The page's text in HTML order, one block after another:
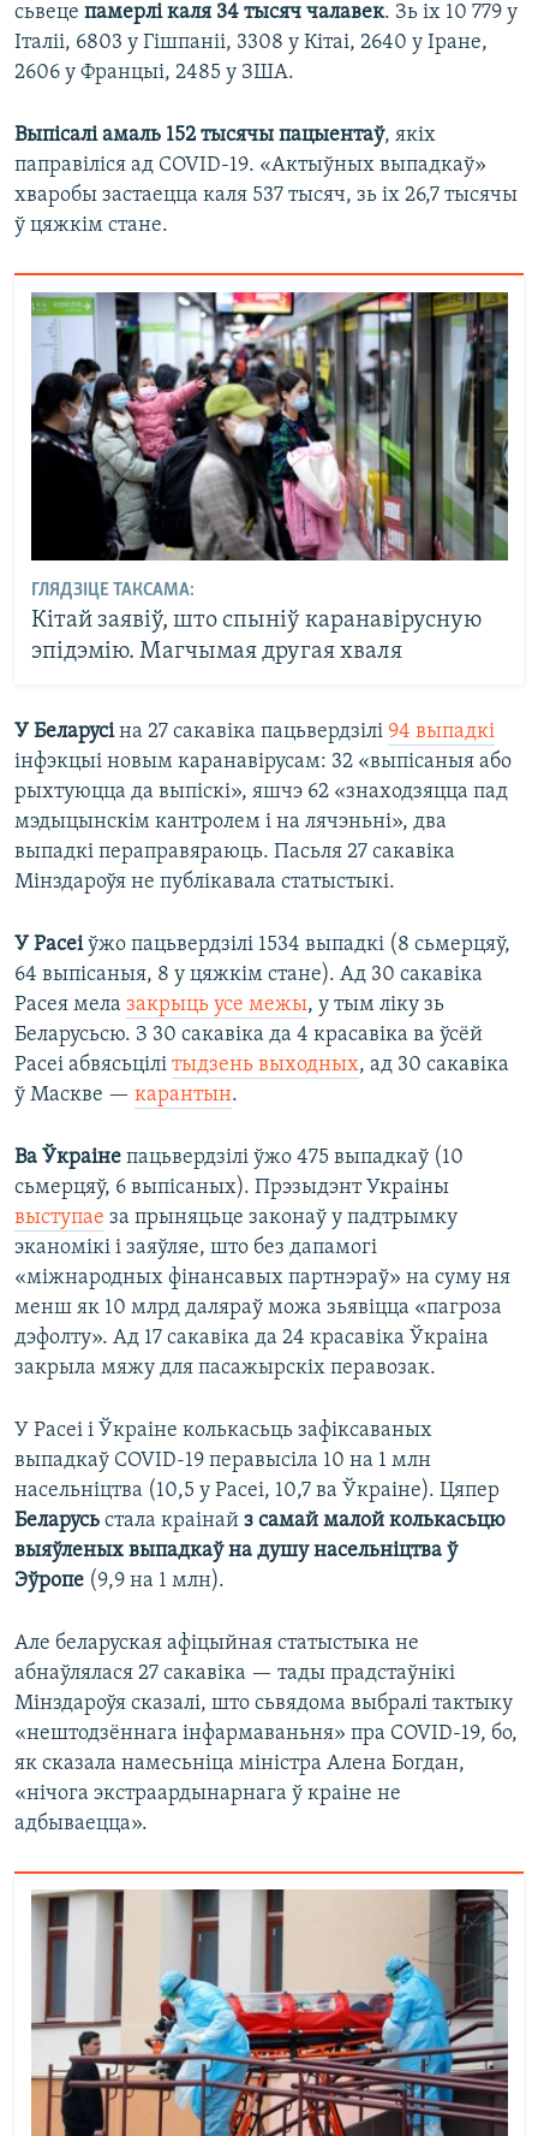
сьвеце памерлі каля 34 тысяч чалавек. Зь іх 10 779 у
Італіі, 6803 у Гішпаніі, 3308 у Кітаі, 2640 у Іране,
2606 у Францыі, 2485 у ЗША.
Выпісалі амаль 152 тысячы пацыентаў, якіх
паправіліся ад COVID-19. «Актыўных выпадкаў»
хваробы застаецца каля 537 тысяч, зь іх 26,7 тысячы
ў цяжкім стане.
ГЛЯДЗІЦЕ ТАКСАМА:
Кітай заявіў, што спыніў каранавірусную
эпідэмію. Магчымая другая хваля
У Беларусіна 27 сакавіка пацьвердзілі 94 выпадкі
інфэкцыі новым каранавірусам: 32 «выпісаныя або
рыхтуюцца да выпіскі», яшчэ 62 «знаходзяцца пад
мэдыцынскім кантролем і на лячэньні», два
выпадкі пераправяраюць. Пасьля 27 сакавіка
Мінздароўя не публікавала статыстыкі.
У Расеіўжо пацьвердзілі 1534 выпадкі (8 сьмерцяў,
64 выпісаныя, 8 у цяжкім стане). Ад 30 сакавіка
Расея мела закрыць усе межы, у тым ліку зь
Беларусьсю. З 30 сакавіка да 4 красавіка ва ўсёй
Расеі абвясьцілі тыдзень выходных, ад 30 сакавіка
ў Маскве — карантын.
Ва Ўкраіне пацьвердзілі ўжо 475 выпадкаў (10
сьмерцяў, 6 выпісаных). Прэзыдэнт Украіны
выступае за прыняцьце законаў у падтрымку
эканомікі і заяўляе, што без дапамогі
«міжнародных фінансавых партнэраў» на суму ня
менш як 10 млрд даляраў можа зьявіцца «пагроза
дэфолту». Ад 17 сакавіка да 24 красавіка Ўкраіна
закрыла мяжу для пасажырскіх перавозак.
У Расеі і Ўкраіне колькасьць зафіксаваных
выпадкаў COVID-19 перавысіла 10 на 1 млн
насельніцтва (10,5 у Расеі, 10,7 ва Ўкраіне). Цяпер
Беларусь стала краінай з самай малой колькасьцю
выяўленых выпадкаў на душу насельніцтва ў
Эўропе (9,9 на 1 млн).
Але беларуская афіцыйная статыстыка не
абнаўлялася 27 сакавіка — тады прадстаўнікі
Мінздароўя сказалі, што сьвядома выбралі тактыку
«нештодзённага інфармаваньня» пра COVID-19, бо,
як сказала намесьніца міністра Алена Богдан,
«нічога экстраардынарнага ў краіне не
адбываецца».